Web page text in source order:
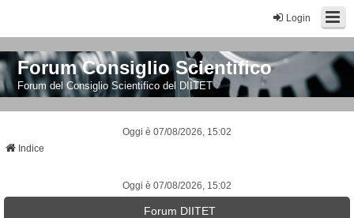
Login
Forum Consiglio Scientifico
Forum del Consiglio Scientifico del DIITET
Oggi è 07/08/2026, 15:02
Indice
Oggi è 07/08/2026, 15:02
Forum DIITET